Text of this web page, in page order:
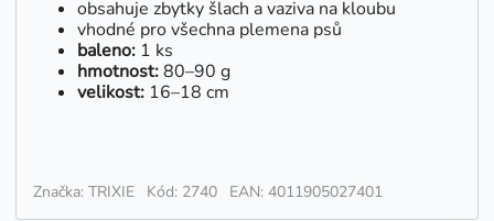
obsahuje zbytky šlach a vaziva na kloubu
vhodné pro všechna plemena psů
baleno: 1 ks
hmotnost:80–90 g
velikost: 16–18 cm
Značka: TRIXIE Kód: 2740 EAN: 4011905027401